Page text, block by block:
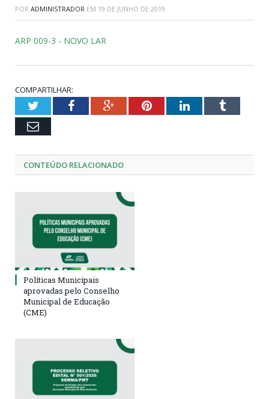
POR ADMINISTRADOR EM 19 DE JUNHO DE 2019
ARP 009-3 - NOVO LAR
COMPARTILHAR:
TwitterFacebookGoogle+PinterestLinkedInTumblr
Email
CONTEÚDO RELACIONADO
Políticas Municipais
aprovadas pelo Conselho
Municipal de Educação
(CME)